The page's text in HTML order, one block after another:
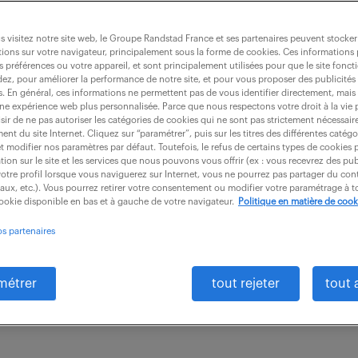
généraux (f/h) - cdi
CDI 38 000 - 40 000 € / an
des Ressources Humaines et sous la
la responsabilité du service Intendance -
équipe...
visitez notre site web, le Groupe Randstad France et ses partenaires peuvent
sur votre navigateur, principalement sous la forme de cookies. Ces informations
préférences ou votre appareil, et sont principalement utilisées pour que le site
pour améliorer la performance de notre site, et pour vous proposer des publicités
En général, ces informations ne permettent pas de vous identifier directement,
expérience web plus personnalisée. Parce que nous respectons votre droit à la vie
de ne pas autoriser les catégories de cookies qui ne sont pas strictement
du site Internet. Cliquez sur “paramétrer”, puis sur les titres des différentes
modifier nos paramètres par défaut. Toutefois, le refus de certains types de cookies
sur le site et les services que nous pouvons vous offrir (ex : vous recevrez des
profil lorsque vous naviguerez sur Internet, vous ne pourrez pas partager du
etc.). Vous pourrez retirer votre consentement ou modifier votre paramétrage à
disponible en bas et à gauche de votre navigateur.
Politique en matière de
partenaires
tout rejeter tout